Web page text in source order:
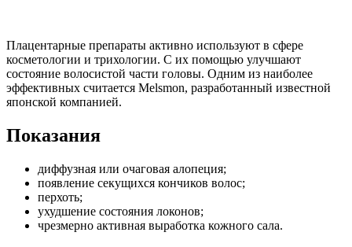
Плацентарные препараты активно используют в сфере
косметологии и трихологии. С их помощью улучшают
состояние волосистой части головы. Одним из наиболее
эффективных считается Melsmon, разработанный известной
японской компанией.
Показания
диффузная или очаговая алопеция;
появление секущихся кончиков волос;
перхоть;
ухудшение состояния локонов;
чрезмерно активная выработка кожного сала.